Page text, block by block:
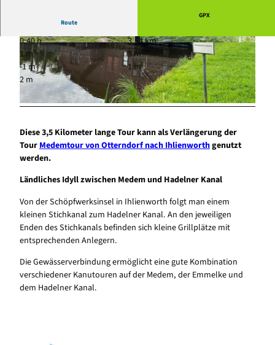
© Cuxland-Tourismus |CC0
© A. Brüning, Tourist-Information Wingst |
CC-BY
© A. Brüning, Tourist-Information Wingst |
CC-BY
Route
GPX
0:40 h
3,54 km
1 m
3 m
-1 m
1 m
2 m
Diese 3,5 Kilometer lange Tour kann als Verlängerung der
TourMedemtour von Otterndorf nach Ihlienworthgenutzt
werden.
Ländliches Idyll zwischen Medem und Hadelner Kanal
Von der Schöpfwerksinsel in Ihlienworth folgt man einem
kleinen Stichkanal zum Hadelner Kanal. An den jeweiligen
Enden des Stichkanals befinden sich kleine Grillplätze mit
entsprechenden Anlegern.
Die Gewässerverbindung ermöglicht eine gute Kombination
verschiedener Kanutouren auf der Medem, der Emmelke und
dem Hadelner Kanal.